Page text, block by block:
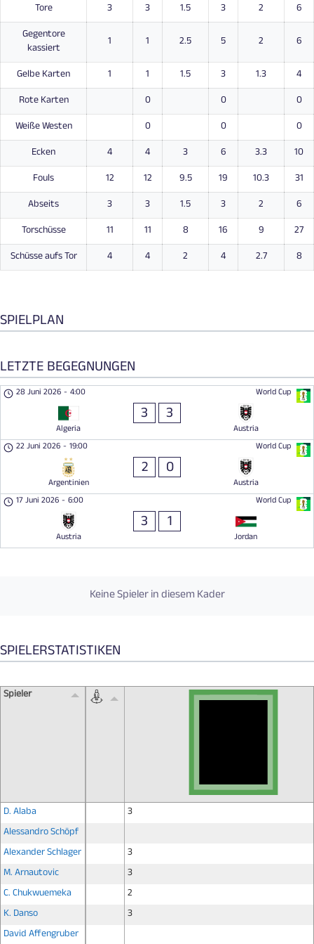
Tore 3 3 1.5 3 2
6
Gegentore
kassiert
1 1 2.5 5 2
6
Gelbe Karten
1 1 1.5 3 1.3
4
Rote Karten
0 0
0
Weiße Westen
0 0
0
Ecken
4 4 3 6 3.3
10
Fouls
12 12 9.5 19 10.3
31
Abseits
3 3 1.5 3 2
6
Torschüsse
11 11 8 16 9
27
Schüsse aufs Tor
4 4 2 4 2.7 8
SPIELPLAN
LETZTE BEGEGNUNGEN
World Cup
28 Juni 2026 - 4:00
Algeria
3 3
Austria
World Cup
22 Juni 2026 - 19:00
Argentinien
2 0
Austria
World Cup
17 Juni 2026 - 6:00
Austria
3 1
Jordan
Keine Spieler in diesem Kader
SPIELERSTATISTIKEN
Spieler
D. Alaba
3
Alessandro Schöpf
Alexander Schlager
3
M. Arnautovic
3
C. Chukwuemeka
2
K. Danso
3
David Affengruber